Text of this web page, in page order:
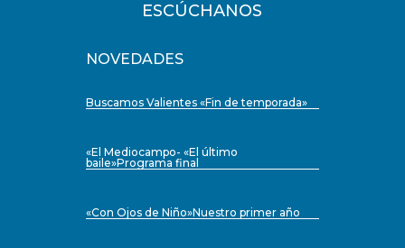
ESCÚCHANOS
NOVEDADES
Buscamos Valientes «Fin de temporada»
«El Mediocampo- «El último
baile»Programa final
«Con Ojos de Niño»Nuestro primer año